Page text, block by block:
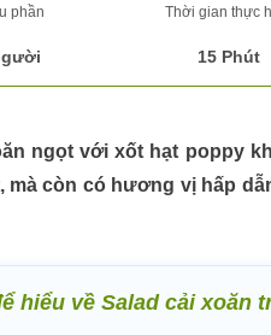
phần Thời gian thực
15 Phút
ngọt với xốt hạt poppy
mà còn có hương vị hấp
hiểu về Salad cải xoăn